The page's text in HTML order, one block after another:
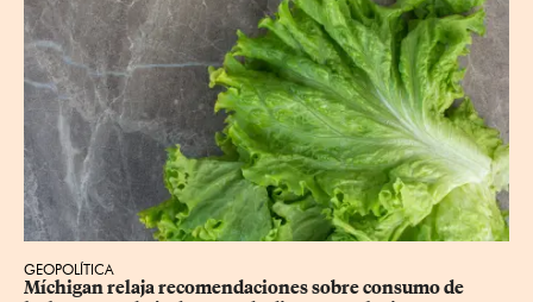
GEOPOLÍTICA
Míchigan relaja recomendaciones sobre consumo de